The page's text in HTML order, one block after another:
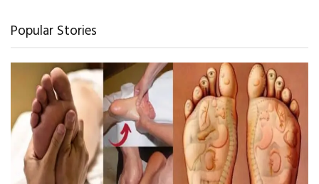
Popular Stories